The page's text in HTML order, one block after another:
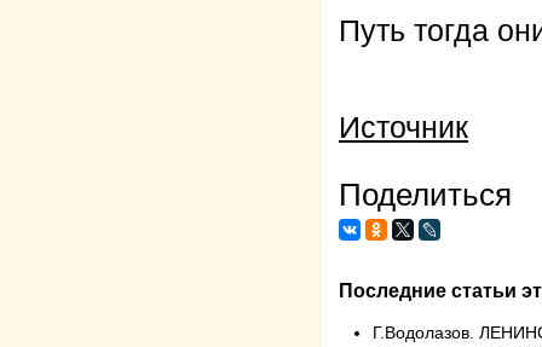
Путь тогда
Источник
Поделиться
Последние статьи
Г.Водолазов.